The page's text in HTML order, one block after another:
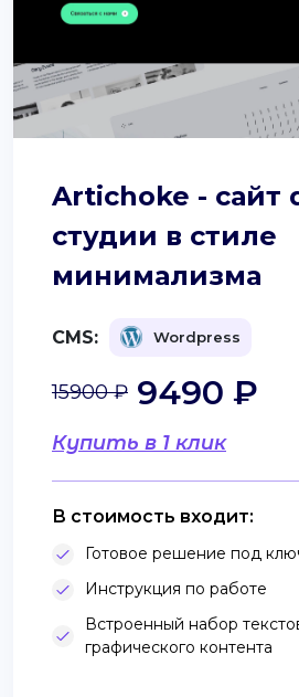
Artichoke - сайт
студии в стиле
минимализма
CMS: Wordpress
Купить в 1 клик
15900 ₽ 9490 ₽
В стоимость входит:
Готовое решение под
Инструкция по работе
Встроенный набор
графического контента